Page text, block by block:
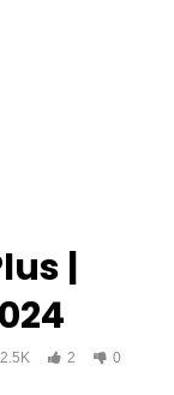
|
2.5K 2 0